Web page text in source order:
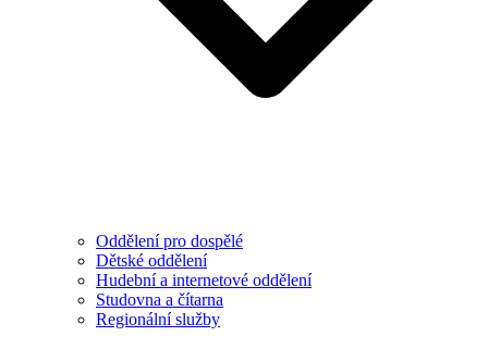
Oddělení pro dospělé
Dětské oddělení
Hudební a internetové oddělení
Studovna a čítarna
Regionální služby